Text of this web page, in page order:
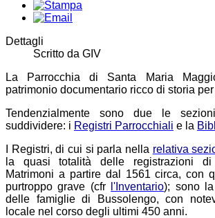
Dettagli
Scritto da GIV
La Parrocchia di Santa Maria
patrimonio documentario ricco di storia
Tendenzialmente sono due le
suddividere: i Registri Parrocchiali e la
I Registri, di cui si parla nella relativa
la quasi totalità delle registrazioni di
Matrimoni a partire dal 1561 circa, con
purtroppo grave (cfr
l'Inventario); sono
delle famiglie di Bussolengo, con
locale nel corso degli ultimi 450 anni.